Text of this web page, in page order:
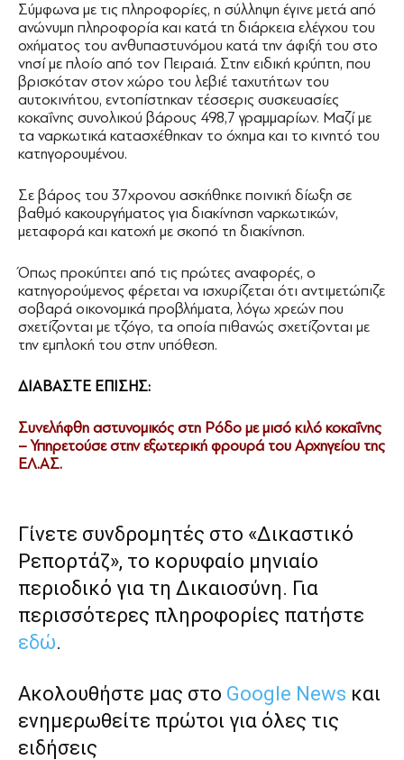
Σύμφωνα με τις πληροφορίες, η σύλληψη έγινε μετά από
ανώνυμη πληροφορία και κατά τη διάρκεια ελέγχου του
οχήματος του ανθυπαστυνόμου κατά την άφιξή του στο
νησί με πλοίο από τον Πειραιά. Στην ειδική κρύπτη, που
βρισκόταν στον χώρο του λεβιέ ταχυτήτων του
αυτοκινήτου, εντοπίστηκαν τέσσερις συσκευασίες
κοκαΐνης συνολικού βάρους 498,7 γραμμαρίων. Μαζί με
τα ναρκωτικά κατασχέθηκαν το όχημα και το κινητό του
κατηγορουμένου.
Σε βάρος του 37χρονου ασκήθηκε ποινική δίωξη σε
βαθμό κακουργήματος για διακίνηση ναρκωτικών,
μεταφορά και κατοχή με σκοπό τη διακίνηση.
Όπως προκύπτει από τις πρώτες αναφορές, ο
κατηγορούμενος φέρεται να ισχυρίζεται ότι αντιμετώπιζε
σοβαρά οικονομικά προβλήματα, λόγω χρεών που
σχετίζονται με τζόγο, τα οποία πιθανώς σχετίζονται με
την εμπλοκή του στην υπόθεση.
ΔΙΑΒΑΣΤΕ ΕΠΙΣΗΣ:
Συνελήφθη αστυνομικός στη Ρόδο με μισό κιλό κοκαΐνης
– Υπηρετούσε στην εξωτερική φρουρά του Αρχηγείου της
ΕΛ.ΑΣ.
Γίνετε συνδρομητές στο «Δικαστικό
Ρεπορτάζ», το κορυφαίο μηνιαίο
περιοδικό για τη Δικαιοσύνη. Για
περισσότερες πληροφορίες πατήστε
εδώ.
Ακολουθήστε μας στο Google News και
ενημερωθείτε πρώτοι για όλες τις
ειδήσεις